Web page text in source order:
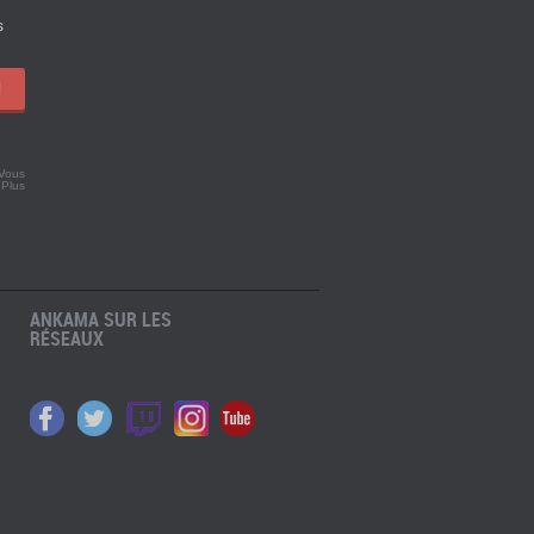
Plus
ANKAMA SUR LES
RÉSEAUX